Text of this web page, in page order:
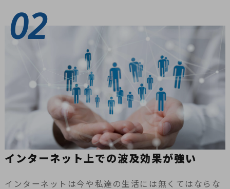
02
インターネット上での波及効果が強い
インターネットは今や私達の生活には無くてはならな